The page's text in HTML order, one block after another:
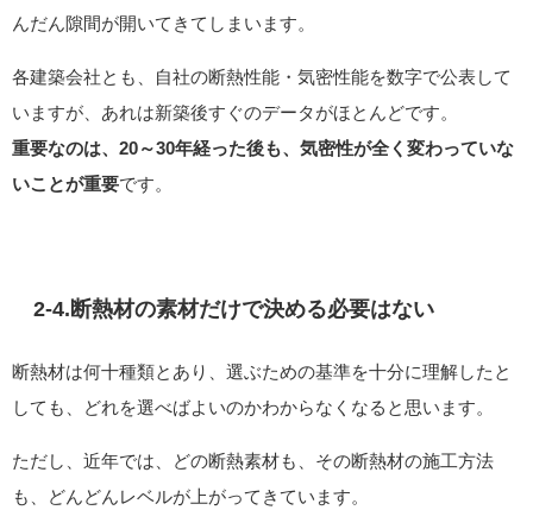
んだん隙間が開いてきてしまいます。
各建築会社とも、自社の断熱性能・気密性能を数字で公表して
いますが、あれは新築後すぐのデータがほとんどです。
重要なのは、20～30年経った後も、気密性が全く変わっていな
いことが重要です。
2-4.断熱材の素材だけで決める必要はない
断熱材は何十種類とあり、選ぶための基準を十分に理解したと
しても、どれを選べばよいのかわからなくなると思います。
ただし、近年では、どの断熱素材も、その断熱材の施工方法
も、どんどんレベルが上がってきています。